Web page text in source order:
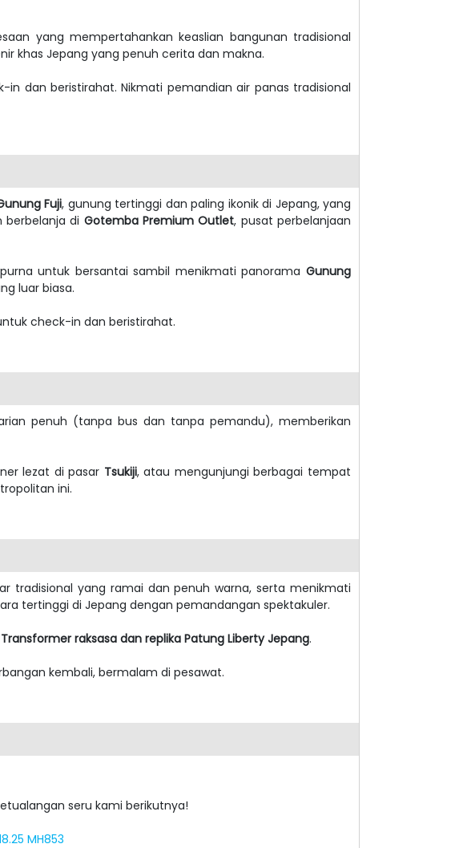
yang mempertahankan keaslian bangunan tradisional
khas Jepang yang penuh cerita dan makna.
dan beristirahat. Nikmati pemandian air panas tradisional
Fuji, gunung tertinggi dan paling ikonik di Jepang, yang
di Gotemba Premium Outlet, pusat perbelanjaan
untuk bersantai sambil menikmati panorama Gunung
luar biasa.
check-in dan beristirahat.
penuh (tanpa bus dan tanpa pemandu), memberikan
lezat di pasar Tsukiji, atau mengunjungi berbagai tempat
ini.
tradisional yang ramai dan penuh warna, serta menikmati
tertinggi di Jepang dengan pemandangan spektakuler.
Transformer raksasa dan replika Patung Liberty Jepang.
kembali, bermalam di pesawat.
seru kami berikutnya!
MH853